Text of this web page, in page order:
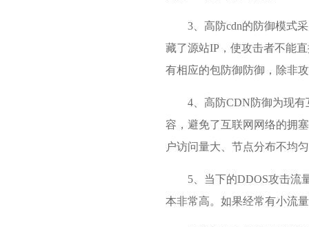
3、高防cdn的防御模式
藏了源站IP，使攻击者不能
有相应的包防御防御，除非
4、高防CDN防御为现
容，避免了互联网网络的拥
户访问量大、节点分布不均
5、当下的DDOS攻击流
本非常高。如果经常有小流